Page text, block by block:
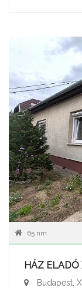
65 nm
HÁZ ELADÓ
Budapest,